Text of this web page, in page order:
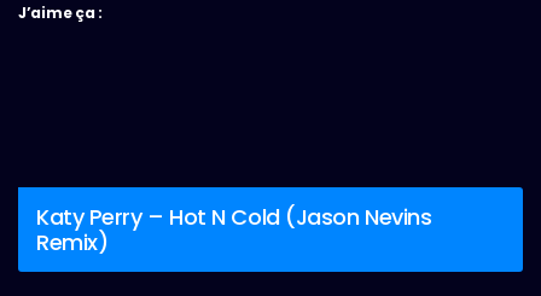
J’aime ça :
Katy Perry – Hot N Cold (Jason Nevins
Remix)